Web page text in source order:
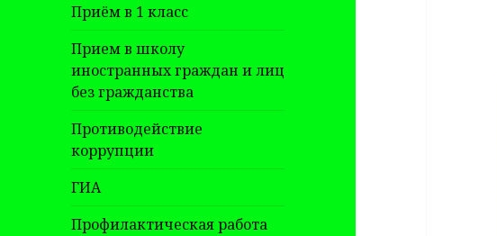
Приём в 1 класс
Прием в школу
иностранных граждан и лиц
без гражданства
Противодействие
коррупции
ГИА
Профилактическая работа